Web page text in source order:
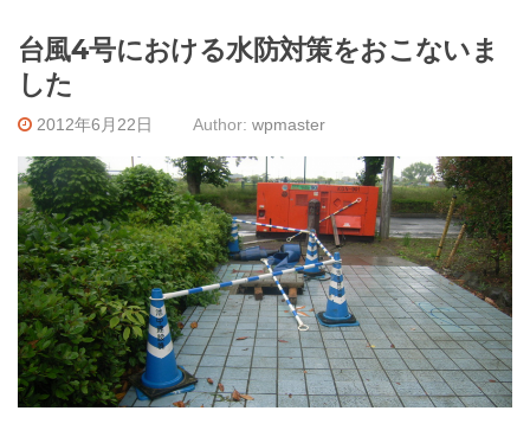
台風4号における水防対策をおこないま
した
2012年6月22日 Author: wpmaster